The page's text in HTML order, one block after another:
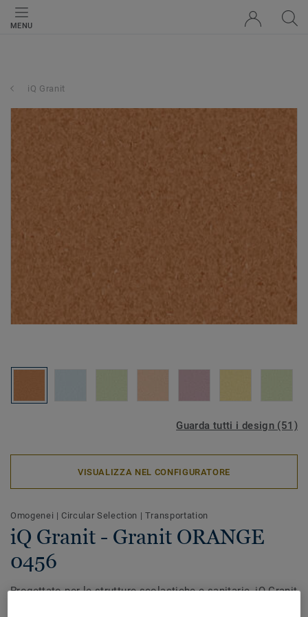
MENU
iQ Granit
Guarda tutti i design (51)
VISUALIZZA NEL CONFIGURATORE
Omogenei | Circular Selection | Transportation
iQ Granit - Granit ORANGE
0456
Progettato per le strutture scolastiche e sanitarie, iQ Granit